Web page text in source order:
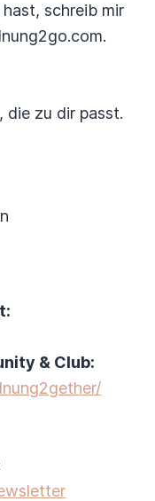
schreib mir
die zu dir passt.
& Club: